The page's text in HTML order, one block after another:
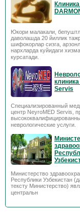
Юкори малакали,
даволашда 20 йиллик
шифокорлар сизга,
нархларда куйидаги
курсатади.
Servis
Специализированный
центр NeyroMED Servis,
неврологические услуги.
Министерство
Республики Узбекистан
тексту Министерство)
центральн